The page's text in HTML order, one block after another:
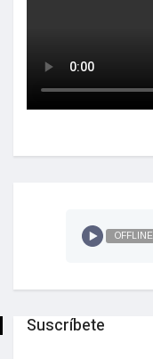
OFFLINE
Suscríbete